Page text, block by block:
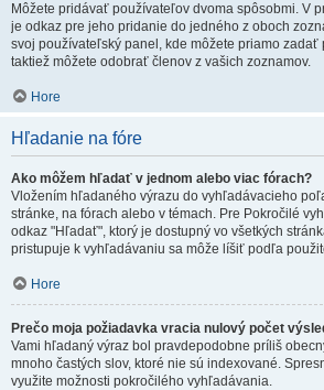
Môžete pridávať používateľov dvoma spôsobmi. V
je odkaz pre jeho pridanie do jedného z oboch
svoj používateľský panel, kde môžete priamo zadať
taktiež môžete odobrať členov z vašich zoznamov.
Hore
Hľadanie na fóre
Ako môžem hľadať v jednom alebo viac fórach?
Vložením hľadaného výrazu do vyhľadávacieho
stránke, na fórach alebo v témach. Pre Pokročilé
odkaz "Hľadať", ktorý je dostupný vo všetkých
pristupuje k vyhľadávaniu sa môže líšiť podľa
Hore
Prečo moja požiadavka vracia nulový počet
Vami hľadaný výraz bol pravdepodobne príliš
mnoho častých slov, ktoré nie sú indexované.
využite možnosti pokročilého vyhľadávania.